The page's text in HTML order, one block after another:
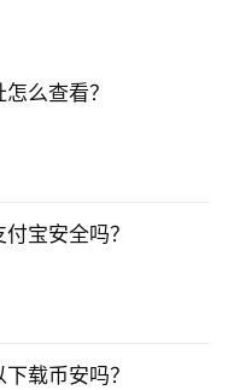
么查看？
宝安全吗？
载币安吗？